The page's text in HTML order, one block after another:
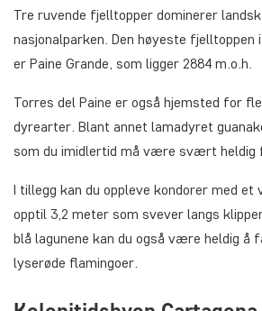
Tre ruvende fjelltopper dominerer
nasjonalparken. Den høyeste fjelltoppen
er Paine Grande, som ligger 2884 m.o.h.
Torres del Paine er også hjemsted for
dyrearter. Blant annet lamadyret
som du imidlertid må være svært heldig
I tillegg kan du oppleve kondorer med et
opptil 3,2 meter som svever langs
blå lagunene kan du også være heldig å
lyserøde flamingoer.